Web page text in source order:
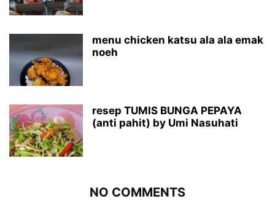
menu chicken katsu ala ala emak
noeh
resep TUMIS BUNGA PEPAYA
(anti pahit) by Umi Nasuhati
NO COMMENTS